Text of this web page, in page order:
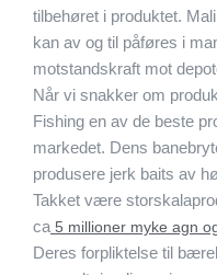
tilbehøret i produktet.
kan av og til påføres i
motstandskraft mot
Når vi snakker om
Fishing en av de beste
markedet. Dens
produsere jerk baits av
Takket være
ca 5 millioner myke agn
Deres forpliktelse til